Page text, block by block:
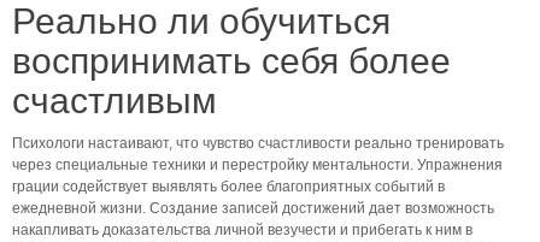
Реально ли обучиться
воспринимать себя более
счастливым
Психологи настаивают, что чувство счастливости реально тренировать
через специальные техники и перестройку ментальности. Упражнения
грации содействует выявлять более благоприятных событий в
ежедневной жизни. Создание записей достижений дает возможность
накапливать доказательства личной везучести и прибегать к ним в